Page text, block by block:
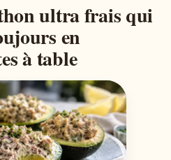
ultra frais qui
en
à table